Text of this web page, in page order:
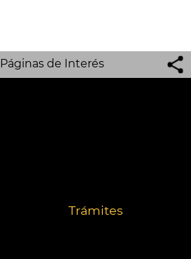
Páginas de Interés
Trámites